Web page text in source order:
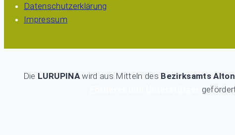
Datenschutzerklärung
Impressum
Die LURUPINAwird aus Mitteln des Bezirksamts